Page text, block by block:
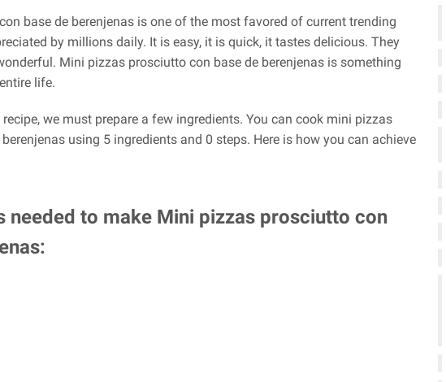
base de berenjenas is one of the most favored of current trending
by millions daily. It is easy, it is quick, it tastes delicious. They
Mini pizzas prosciutto con base de berenjenas is something
life.
we must prepare a few ingredients. You can cook mini pizzas
using 5 ingredients and 0 steps. Here is how you can achieve
needed to make Mini pizzas prosciutto con